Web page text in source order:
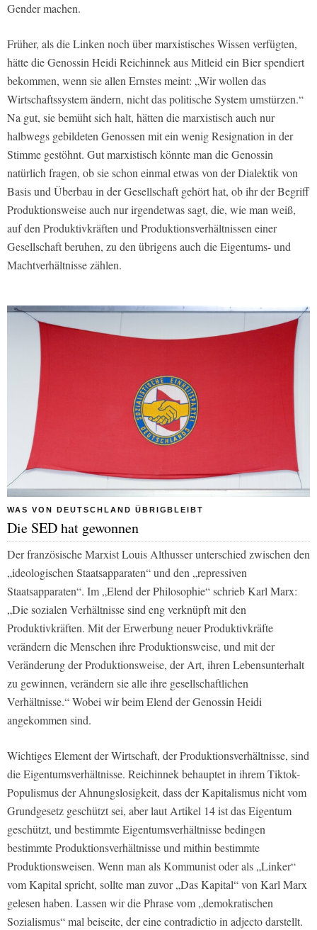
Gender machen.
Früher, als die Linken noch über marxistisches Wissen verfügten,
hätte die Genossin Heidi Reichinnek aus Mitleid ein Bier spendiert
bekommen, wenn sie allen Ernstes meint: „Wir wollen das
Wirtschaftssystem ändern, nicht das politische System umstürzen.“
Na gut, sie bemüht sich halt, hätten die marxistisch auch nur
halbwegs gebildeten Genossen mit ein wenig Resignation in der
Stimme gestöhnt. Gut marxistisch könnte man die Genossin
natürlich fragen, ob sie schon einmal etwas von der Dialektik von
Basis und Überbau in der Gesellschaft gehört hat, ob ihr der Begriff
Produktionsweise auch nur irgendetwas sagt, die, wie man weiß,
auf den Produktivkräften und Produktionsverhältnissen einer
Gesellschaft beruhen, zu den übrigens auch die Eigentums- und
Machtverhältnisse zählen.
WAS VON DEUTSCHLAND ÜBRIGBLEIBT
Die SED hat gewonnen
Der französische Marxist Louis Althusser unterschied zwischen den
„ideologischen Staatsapparaten“ und den „repressiven
Staatsapparaten“. Im „Elend der Philosophie“ schrieb Karl Marx:
„Die sozialen Verhältnisse sind eng verknüpft mit den
Produktivkräften. Mit der Erwerbung neuer Produktivkräfte
verändern die Menschen ihre Produktionsweise, und mit der
Veränderung der Produktionsweise, der Art, ihren Lebensunterhalt
zu gewinnen, verändern sie alle ihre gesellschaftlichen
Verhältnisse.“ Wobei wir beim Elend der Genossin Heidi
angekommen sind.
Wichtiges Element der Wirtschaft, der Produktionsverhältnisse, sind
die Eigentumsverhältnisse. Reichinnek behauptet in ihrem Tiktok-
Populismus der Ahnungslosigkeit, dass der Kapitalismus nicht vom
Grundgesetz geschützt sei, aber laut Artikel 14 ist das Eigentum
geschützt, und bestimmte Eigentumsverhältnisse bedingen
bestimmte Produktionsverhältnisse und mithin bestimmte
Produktionsweisen. Wenn man als Kommunist oder als „Linker“
vom Kapital spricht, sollte man zuvor „Das Kapital“ von Karl Marx
gelesen haben. Lassen wir die Phrase vom „demokratischen
Sozialismus“ mal beiseite, der eine contradictio in adjecto darstellt.